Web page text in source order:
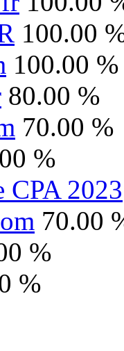
100.00
100.00 %
80.00 %
70.00 %
%
CPA 2023
70.00
%
%